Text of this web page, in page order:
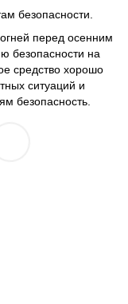
безопасности.
перед осенним
безопасности на
средство хорошо
ситуаций и
безопасность.